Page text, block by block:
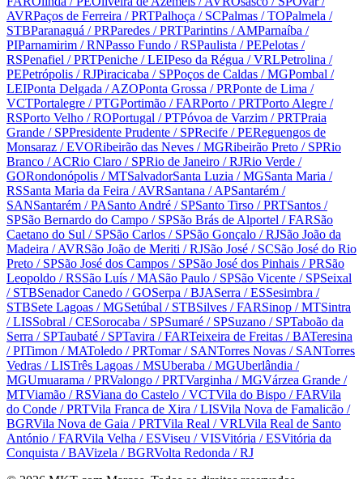
AVRPaços de Ferreira / PRTPalhoça / SCPalmas / TOPalmela /
STBParanaguá / PRParedes / PRTParintins / AMParnaíba /
PIParnamirim / RNPasso Fundo / RSPaulista / PEPelotas /
RSPenafiel / PRTPeniche / LEIPeso da Régua / VRLPetrolina /
PEPetrópolis / RJPiracicaba / SPPoços de Caldas / MGPombal /
LEIPonta Delgada / AZOPonta Grossa / PRPonte de Lima /
VCTPortalegre / PTGPortimão / FARPorto / PRTPorto Alegre /
RSPorto Velho / ROPortugal / PTPóvoa de Varzim / PRTPraia
Grande / SPPresidente Prudente / SPRecife / PEReguengos de
Monsaraz / EVORibeirão das Neves / MGRibeirão Preto / SPRio
Branco / ACRio Claro / SPRio de Janeiro / RJRio Verde /
GORondonópolis / MTSalvadorSanta Luzia / MGSanta Maria /
RSSanta Maria da Feira / AVRSantana / APSantarém /
SANSantarém / PASanto André / SPSanto Tirso / PRTSantos /
SPSão Bernardo do Campo / SPSão Brás de Alportel / FARSão
Caetano do Sul / SPSão Carlos / SPSão Gonçalo / RJSão João da
Madeira / AVRSão João de Meriti / RJSão José / SCSão José do Rio
Preto / SPSão José dos Campos / SPSão José dos Pinhais / PRSão
Leopoldo / RSSão Luís / MASão Paulo / SPSão Vicente / SPSeixal
/ STBSenador Canedo / GOSerpa / BJASerra / ESSesimbra /
STBSete Lagoas / MGSetúbal / STBSilves / FARSinop / MTSintra
/ LISSobral / CESorocaba / SPSumaré / SPSuzano / SPTaboão da
Serra / SPTaubaté / SPTavira / FARTeixeira de Freitas / BATeresina
/ PITimon / MAToledo / PRTomar/ SANTorres Novas / SANTorres
Vedras / LISTrês Lagoas / MSUberaba / MGUberlândia /
MGUmuarama / PRValongo / PRTVarginha / MGVárzea Grande /
MTViamão / RSViana do Castelo / VCTVila do Bispo / FARVila
do Conde / PRTVila Franca de Xira / LISVila Nova de Famalicão /
BGRVila Nova de Gaia / PRTVila Real / VRLVila Real de Santo
António / FARVila Velha / ESViseu / VISVitória / ESVitória da
Conquista / BAVizela / BGRVolta Redonda / RJ